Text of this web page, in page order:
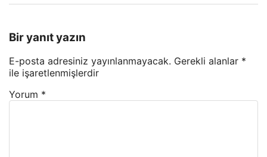
Bir yanıt yazın
E-posta adresiniz yayınlanmayacak. Gerekli alanlar *
ile işaretlenmişlerdir
Yorum *